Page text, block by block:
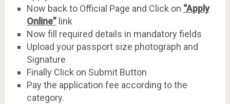
Now back to Official Page and Click on “Apply
Online”link
Now fill required details in mandatory fields
Upload your passport size photograph and
Signature
Finally Click on Submit Button
Pay the application fee according to the
category.